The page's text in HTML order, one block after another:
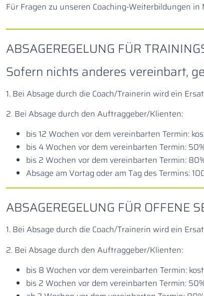
Für Fragen zu unseren Coaching-Weiterbildungen
ABSAGEREGELUNG FÜR
Sofern nichts anderes vereinbart,
1. Bei Absage durch die Coach/Trainerin wird ein
2. Bei Absage durch den Auftraggeber/Klienten:
bis 12 Wochen vor dem vereinbarten Termin:
bis 4 Wochen vor dem vereinbarten Termin:
bis 2 Wochen vor dem vereinbarten Termin:
Absage am Vortag oder am Tag des Termins:
ABSAGEREGELUNG FÜR OFFENE
1. Bei Absage durch die Coach/Trainerin wird ein
2. Bei Absage durch den Auftraggeber/Klienten:
bis 8 Wochen vor dem vereinbarten Termin:
bis 2 Wochen vor dem vereinbarten Termin: